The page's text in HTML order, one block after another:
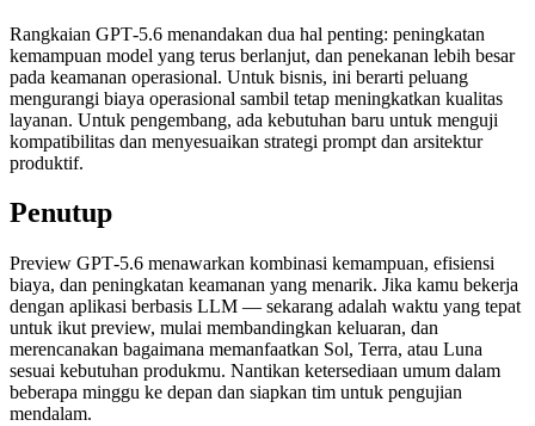
Rangkaian GPT‑5.6 menandakan dua hal penting: peningkatan
kemampuan model yang terus berlanjut, dan penekanan lebih besar
pada keamanan operasional. Untuk bisnis, ini berarti peluang
mengurangi biaya operasional sambil tetap meningkatkan kualitas
layanan. Untuk pengembang, ada kebutuhan baru untuk menguji
kompatibilitas dan menyesuaikan strategi prompt dan arsitektur
produktif.
Penutup
Preview GPT‑5.6 menawarkan kombinasi kemampuan, efisiensi
biaya, dan peningkatan keamanan yang menarik. Jika kamu bekerja
dengan aplikasi berbasis LLM — sekarang adalah waktu yang tepat
untuk ikut preview, mulai membandingkan keluaran, dan
merencanakan bagaimana memanfaatkan Sol, Terra, atau Luna
sesuai kebutuhan produkmu. Nantikan ketersediaan umum dalam
beberapa minggu ke depan dan siapkan tim untuk pengujian
mendalam.